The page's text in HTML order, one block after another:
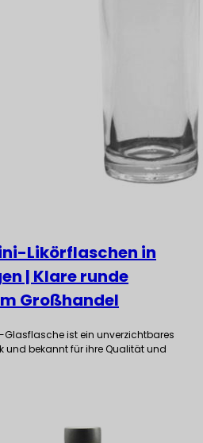
Likörflaschen in
| Klare runde
Großhandel
Glasflasche ist ein unverzichtbares
und bekannt für ihre Qualität und